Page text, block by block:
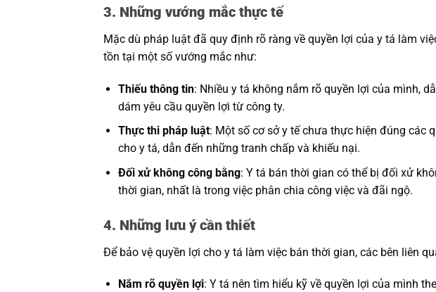
3. Những vướng mắc thực tế
Mặc dù pháp luật đã quy định rõ ràng về quyền lợi của y tá làm
tồn tại một số vướng mắc như:
Thiếu thông tin: Nhiều y tá không nắm rõ quyền lợi của mình,
dám yêu cầu quyền lợi từ công ty.
Thực thi pháp luật: Một số cơ sở y tế chưa thực hiện đúng các
cho y tá, dẫn đến những tranh chấp và khiếu nại.
Đối xử không công bằng: Y tá bán thời gian có thể bị đối xử
thời gian, nhất là trong việc phân chia công việc và đãi ngộ.
4. Những lưu ý cần thiết
Để bảo vệ quyền lợi cho y tá làm việc bán thời gian, các bên liên
Nắm rõ quyền lợi: Y tá nên tìm hiểu kỹ về quyền lợi của mình